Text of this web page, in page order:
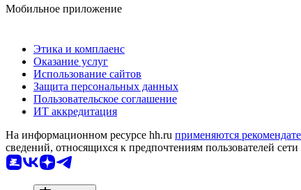
Мобильное приложение
Этика и комплаенс
Оказание услуг
Использование сайтов
Защита персональных данных
Пользовательское соглашение
ИТ аккредитация
На информационном ресурсе hh.ru применяются
сведений, относящихся к предпочтениям пользователей